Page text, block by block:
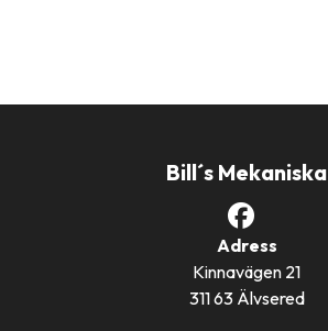
Bill´s Mekaniska
Adress
Kinnavägen 21
311 63 Älvsered